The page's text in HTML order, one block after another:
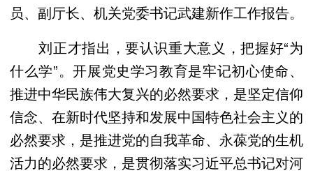
员、副厅长、机关党委书记武建新作工作报告。
刘正才指出，要认识重大意义，把握好“为
什么学”。开展党史学习教育是牢记初心使命、
推进中华民族伟大复兴的必然要求，是坚定信仰
信念、在新时代坚持和发展中国特色社会主义的
必然要求，是推进党的自我革命、永葆党的生机
活力的必然要求，是贯彻落实习近平总书记对河